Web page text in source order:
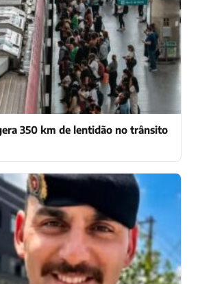
350 km de lentidão no trânsito